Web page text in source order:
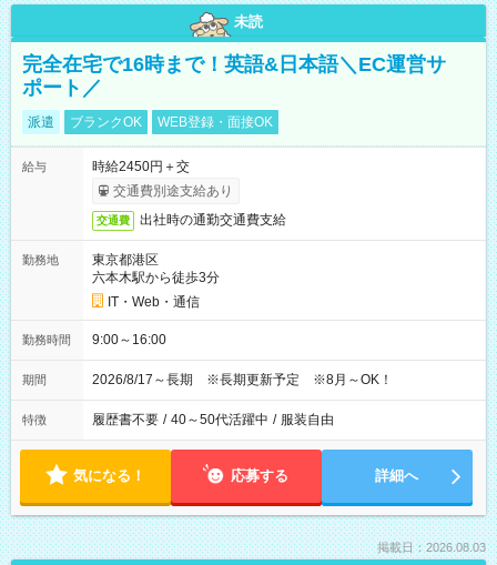
未読
完全在宅で16時まで！英語&日本語＼EC運営サ
ポート／
派遣 ブランクOK WEB登録・面接OK
給与
時給2450円＋交
交通費別途支給あり
交通費 出社時の通勤交通費支給
勤務地
東京都港区
六本木駅から徒歩3分
IT・Web・通信
勤務時間 9:00～16:00
期間 2026/8/17～長期 ※長期更新予定 ※8月～OK！
特徴 履歴書不要 / 40～50代活躍中 / 服装自由
気になる！ 応募する 詳細へ
掲載日：2026.08.03